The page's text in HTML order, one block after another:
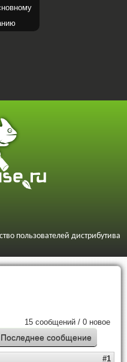
пользователей дистрибутива
15 сообщений / 0 новое
Последнее сообщение
#1